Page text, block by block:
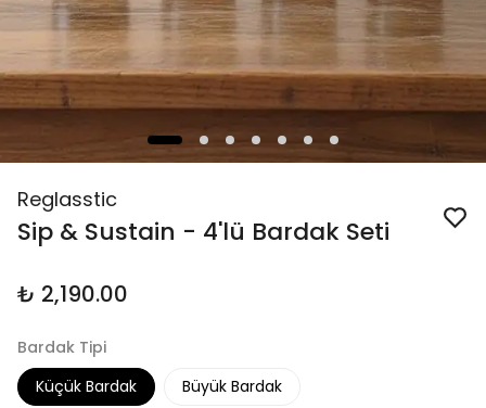
Reglasstic
Sip & Sustain - 4'lü Bardak Seti
₺ 2,190.00
Bardak Tipi
Küçük Bardak
Büyük Bardak